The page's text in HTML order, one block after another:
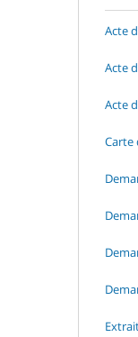
Acte
Acte
Acte